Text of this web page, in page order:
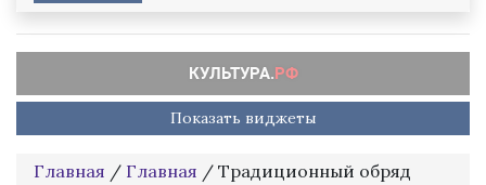
Показать виджеты
Главная / Главная / Традиционный обряд